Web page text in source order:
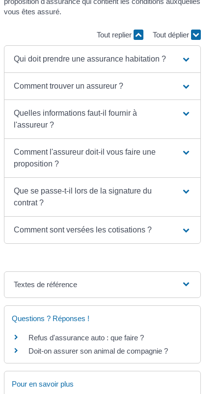
vous êtes assuré.
Tout replier Tout déplier
Qui doit prendre une assurance habitation ?
Comment trouver un assureur ?
Quelles informations faut-il fournir à
l'assureur ?
Comment l'assureur doit-il vous faire une
proposition ?
Que se passe-t-il lors de la signature du
contrat ?
Comment sont versées les cotisations ?
Textes de référence
Questions ? Réponses !
Refus d'assurance auto : que faire ?
Doit-on assurer son animal de compagnie ?
Pour en savoir plus